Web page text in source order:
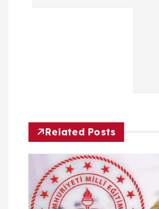
m
e
s
Related Posts